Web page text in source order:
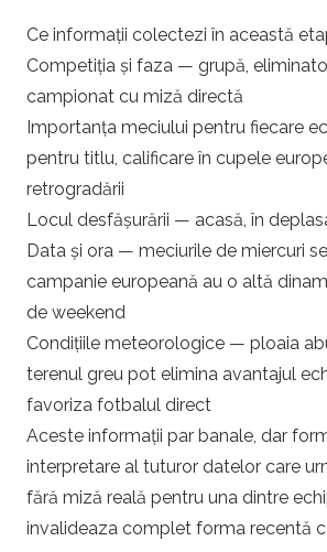
Ce informații colectezi în această
Competiția și faza — grupă,
campionat cu miză directă
Importanța meciului pentru fiecare
pentru titlu, calificare în cupele
retrogradării
Locul desfășurării — acasă, în
Data și ora — meciurile de miercuri
campanie europeană au o altă
de weekend
Condițiile meteorologice — ploaia
terenul greu pot elimina avantajul
favoriza fotbalul direct
Aceste informații par banale, dar
interpretare al tuturor datelor care
fără miză reală pentru una dintre
invalideaza complet forma recentă